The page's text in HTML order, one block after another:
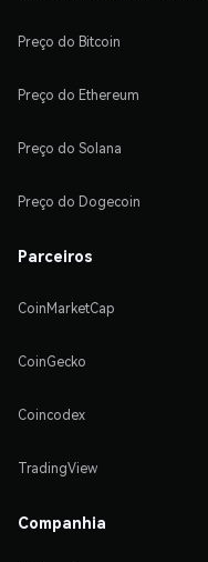
Preço do Bitcoin
Preço do Ethereum
Preço do Solana
Preço do Dogecoin
Parceiros
CoinMarketCap
CoinGecko
Coincodex
TradingView
Companhia